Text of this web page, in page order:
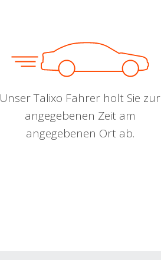
Unser Talixo Fahrer holt Sie zur
angegebenen Zeit am
angegebenen Ort ab.